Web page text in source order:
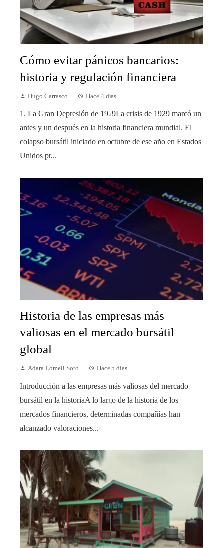
Cómo evitar pánicos bancarios:
historia y regulación financiera
Hugo Carrasco Hace 4 días
1. La Gran Depresión de 1929La crisis de 1929 marcó un
antes y un después en la historia financiera mundial. El
colapso bursátil iniciado en octubre de ese año en Estados
Unidos pr...
Historia de las empresas más
valiosas en el mercado bursátil
global
Adara Lomeli Soto Hace 5 días
Introducción a las empresas más valiosas del mercado
bursátil en la historiaA lo largo de la historia de los
mercados financieros, determinadas compañías han
alcanzado valoraciones...